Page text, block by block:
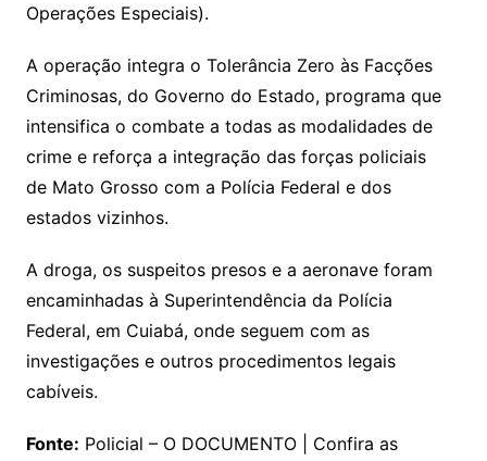
Operações Especiais).
A operação integra o Tolerância Zero às Facções
Criminosas, do Governo do Estado, programa que
intensifica o combate a todas as modalidades de
crime e reforça a integração das forças policiais
de Mato Grosso com a Polícia Federal e dos
estados vizinhos.
A droga, os suspeitos presos e a aeronave foram
encaminhadas à Superintendência da Polícia
Federal, em Cuiabá, onde seguem com as
investigações e outros procedimentos legais
cabíveis.
Fonte: Policial – O DOCUMENTO | Confira as